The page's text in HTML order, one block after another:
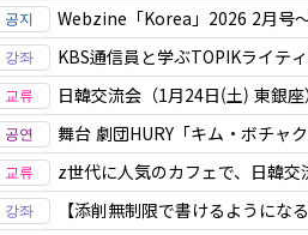
Webzine「Korea」2026 2月号
KBS通信員と学ぶTOPIKライテ
日韓交流会（1月24日(土) 東銀座）
舞台 劇団HURY「キム・ボチャク
z世代に人気のカフェで、日韓交
【添削無制限で書けるようにな